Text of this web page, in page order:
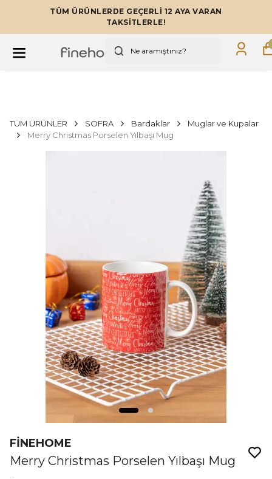
TÜM ÜRÜNLERDE GEÇERLİ 12 AYA VARAN
TAKSİTLERLE!
TÜM ÜRÜNLER SOFRA Bardaklar
Muglar ve Kupalar
Merry Christmas Porselen Yılbaşı Mug
FİNEHOME
Merry Christmas Porselen Yılbaşı Mug